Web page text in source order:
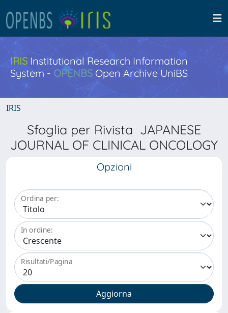
IRISInstitutional Research Information
System - OPENBS Open Archive UniBS
IRIS
Sfoglia per Rivista JAPANESE
JOURNAL OF CLINICAL ONCOLOGY
Opzioni
Ordina per:
In ordine:
Risultati/Pagina